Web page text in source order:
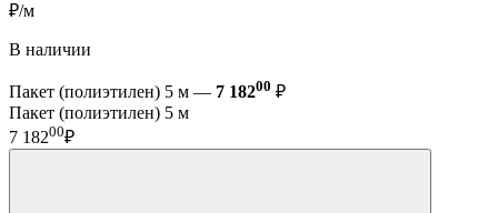
₽/м
В наличии
Пакет (полиэтилен) 5 м — 7 18200 ₽
Пакет (полиэтилен) 5 м
7 18200₽